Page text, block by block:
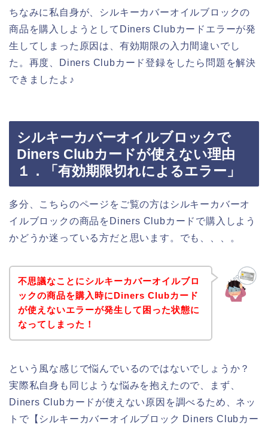
ちなみに私自身が、シルキーカバーオイルブロックの
商品を購入しようとしてDiners Clubカードエラーが発
生してしまった原因は、有効期限の入力間違いでし
た。再度、Diners Clubカード登録をしたら問題を解決
できましたよ♪
シルキーカバーオイルブロックで
Diners Clubカードが使えない理由
１．「有効期限切れによるエラー」
多分、こちらのページをご覧の方はシルキーカバーオ
イルブロックの商品をDiners Clubカードで購入しよう
かどうか迷っている方だと思います。でも、、、。
不思議なことにシルキーカバーオイルブロ
ックの商品を購入時にDiners Clubカード
が使えないエラーが発生して困った状態に
なってしまった！
という風な感じで悩んでいるのではないでしょうか？
実際私自身も同じような悩みを抱えたので、まず、
Diners Clubカードが使えない原因を調べるため、ネッ
トで【シルキーカバーオイルブロック Diners Clubカー